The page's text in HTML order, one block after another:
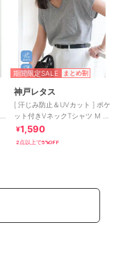
期間限定SALE まとめ割
神戸レタス
[ 汗じみ防止＆UVカット ] ポケ
ット付きVネックTシャツ M L
XL [C7575]
¥1,590
2点以上で5%OFF